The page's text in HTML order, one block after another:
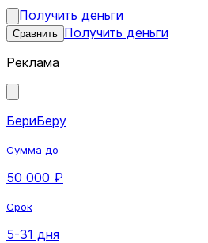
Получить деньги
Сравнить Получить деньги
Реклама
БериБеру
Сумма до
50 000 ₽
Срок
5-31 дня